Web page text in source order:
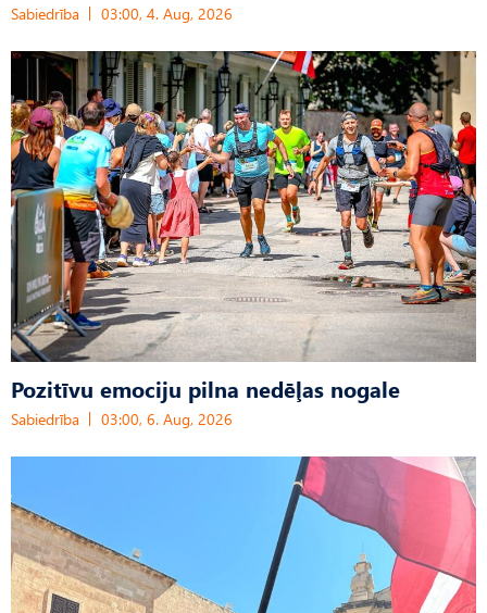
Sabiedrība 03:00, 4. Aug, 2026
Pozitīvu emociju pilna nedēļas nogale
Sabiedrība 03:00, 6. Aug, 2026